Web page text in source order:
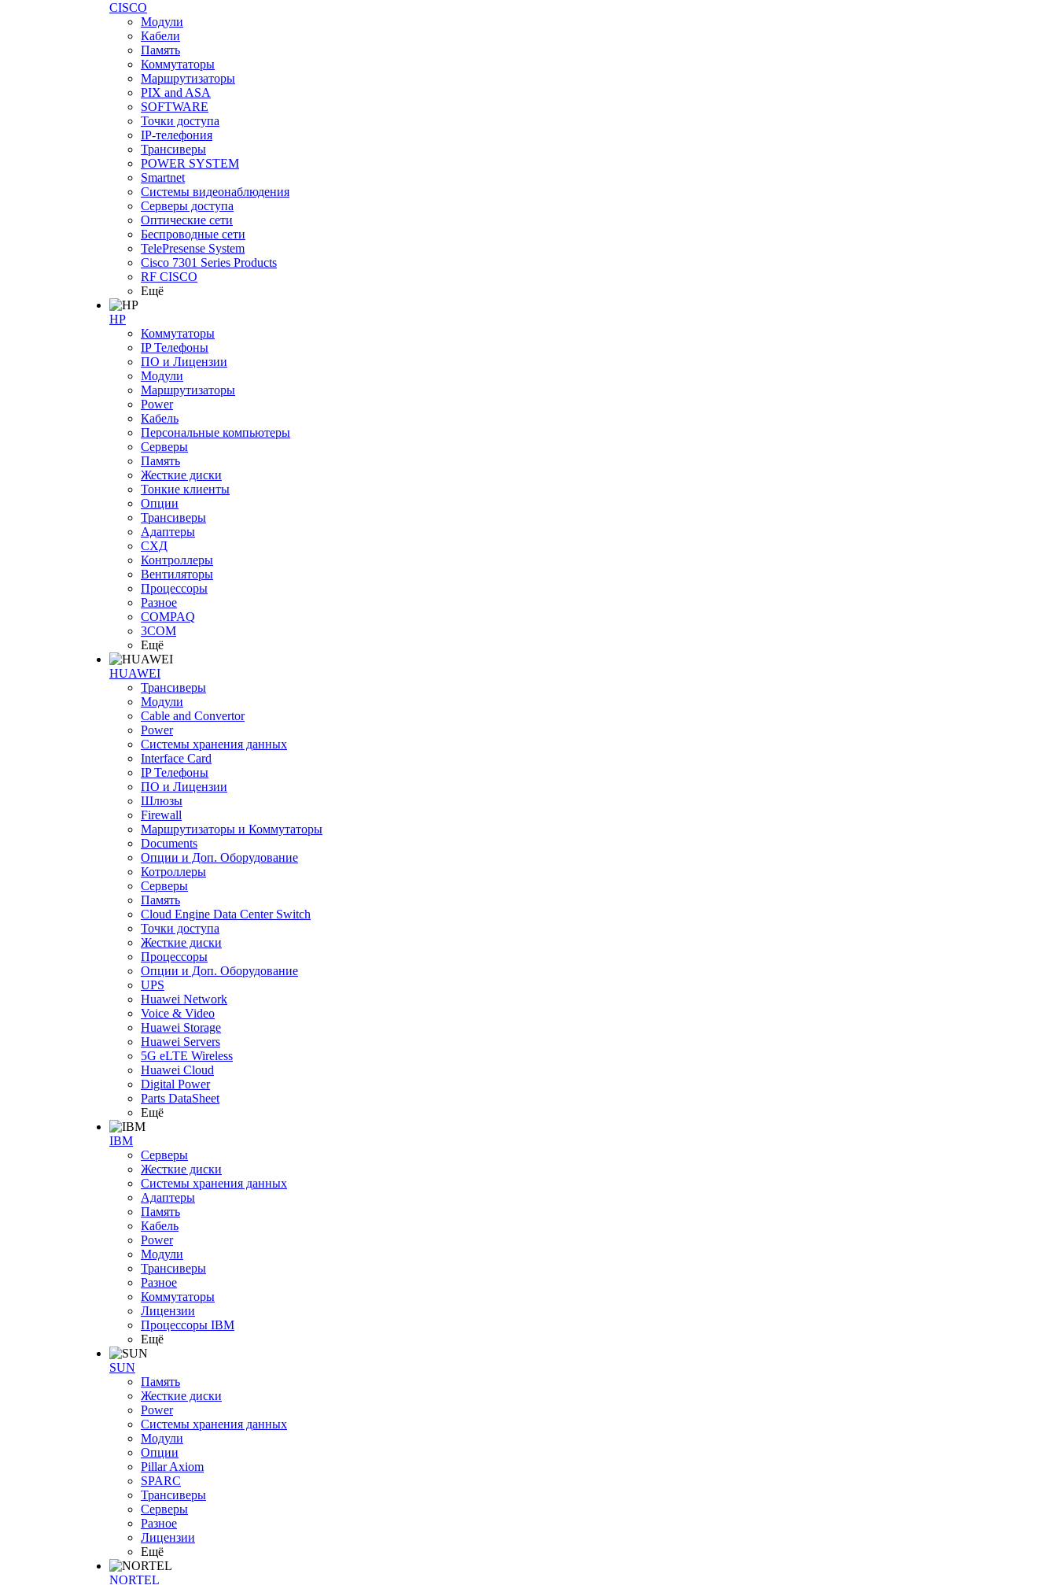
CISCO
Модули
Кабели
Память
Коммутаторы
Маршрутизаторы
PIX and ASA
SOFTWARE
Точки доступа
IP-телефония
Трансиверы
POWER SYSTEM
Smartnet
Системы видеонаблюдения
Серверы доступа
Оптические сети
Беспроводные сети
TelePresense System
Cisco 7301 Series Products
RF CISCO
Ещё
HP
Коммутаторы
IP Телефоны
ПО и Лицензии
Модули
Маршрутизаторы
Power
Кабель
Персональные компьютеры
Серверы
Память
Жесткие диски
Тонкие клиенты
Опции
Трансиверы
Адаптеры
СХД
Контроллеры
Вентиляторы
Процессоры
Разное
COMPAQ
3COM
Ещё
HUAWEI
Трансиверы
Модули
Cable and Convertor
Power
Системы хранения данных
Interface Card
IP Телефоны
ПО и Лицензии
Шлюзы
Firewall
Маршрутизаторы и Коммутаторы
Documents
Опции и Доп. Оборудование
Котроллеры
Серверы
Память
Cloud Engine Data Center Switch
Точки доступа
Жесткие диски
Процессоры
Опции и Доп. Оборудование
UPS
Huawei Network
Voice & Video
Huawei Storage
Huawei Servers
5G eLTE Wireless
Huawei Cloud
Digital Power
Parts DataSheet
Ещё
IBM
Серверы
Жесткие диски
Системы хранения данных
Адаптеры
Память
Кабель
Power
Модули
Трансиверы
Разное
Коммутаторы
Лицензии
Процессоры IBM
Ещё
SUN
Память
Жесткие диски
Power
Системы хранения данных
Модули
Опции
Pillar Axiom
SPARC
Трансиверы
Серверы
Разное
Лицензии
Ещё
NORTEL